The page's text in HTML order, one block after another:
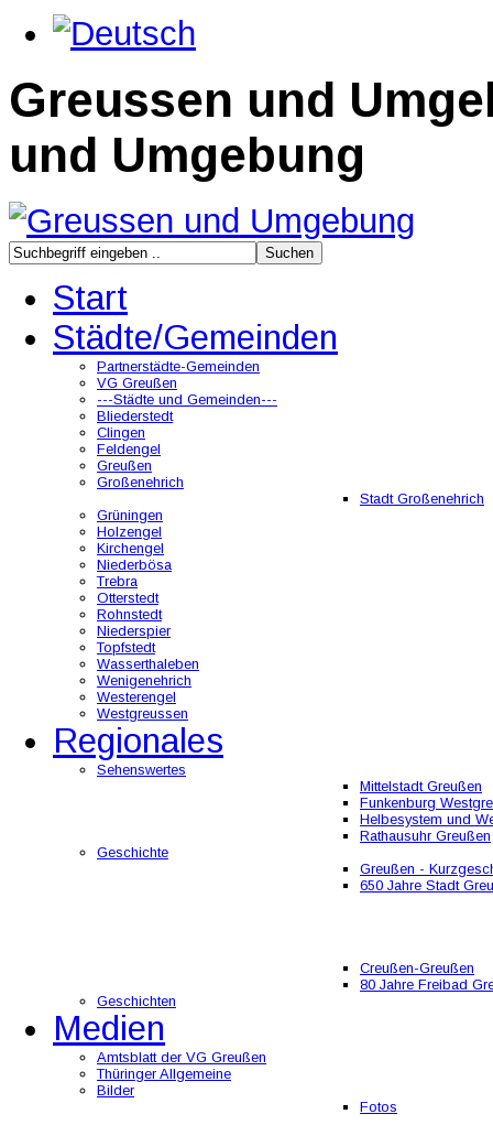
Greussen und
und Umgebung
Start
Städte/Gemeinden
Partnerstädte-Gemeinden
VG Greußen
---Städte und Gemeinden---
Bliederstedt
Clingen
Feldengel
Greußen
Großenehrich
Stadt Großenehrich
Grüningen
Holzengel
Kirchengel
Niederbösa
Trebra
Otterstedt
Rohnstedt
Niederspier
Topfstedt
Wasserthaleben
Wenigenehrich
Westerengel
Westgreussen
Regionales
Sehenswertes
Mittelstadt Greußen
Funkenburg
Helbesystem und
Rathausuhr Greußen
Geschichte
Greußen -
650 Jahre Stadt
Creußen-Greußen
80 Jahre Freibad
Geschichten
Medien
Amtsblatt der VG Greußen
Thüringer Allgemeine
Bilder
Fotos